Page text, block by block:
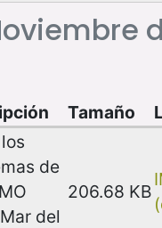
Tamaño
de
del
206.68 KB